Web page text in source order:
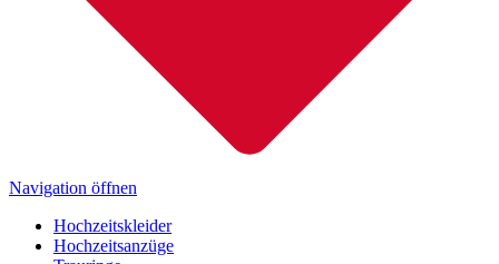
Navigation öffnen
Hochzeitskleider
Hochzeitsanzüge